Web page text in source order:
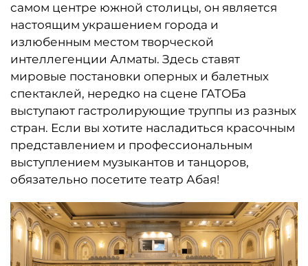
самом центре южной столицы, он является
настоящим украшением города и
излюбенным местом творческой
интеллегенции Алматы. Здесь ставят
мировые постановки оперных и балетных
спектаклей, нередко на сцене ГАТОБа
выступают гастролирующие труппы из разных
стран. Если вы хотите насладиться красочным
представлением и профессиональным
выступлением музыкантов и танцоров,
обязательно посетите театр Абая!